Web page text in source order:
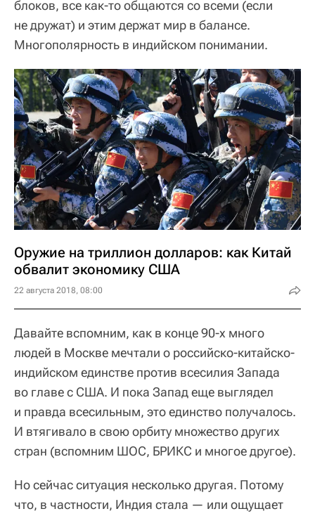
блоков, все как-то общаются со всеми (если
не дружат) и этим держат мир в балансе.
Многополярность в индийском понимании.
Оружие на триллион долларов: как Китай
обвалит экономику США
22 августа 2018, 08:00
Давайте вспомним, как в конце 90-х много
людей в Москве мечтали о российско-китайско-
индийском единстве против всесилия Запада
во главе с США. И пока Запад еще выглядел
и правда всесильным, это единство получалось.
И втягивало в свою орбиту множество других
стран (вспомним ШОС, БРИКС и многое другое).
Но сейчас ситуация несколько другая. Потому
что, в частности, Индия стала — или ощущает